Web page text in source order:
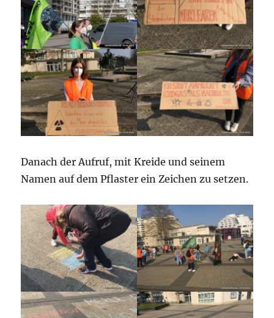
Danach der Aufruf, mit Kreide und seinem
Namen auf dem Pflaster ein Zeichen zu setzen.